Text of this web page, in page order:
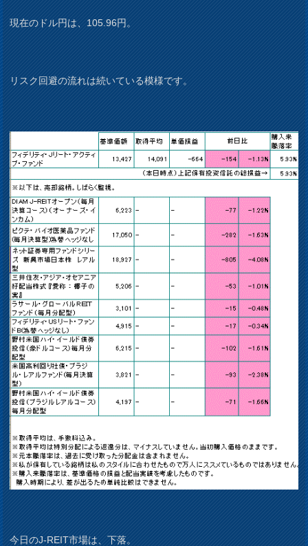
現在のドル円は、105.96円。
リスク回避の流れは続いている模様です。
今日のJ-REIT市場は、下落。